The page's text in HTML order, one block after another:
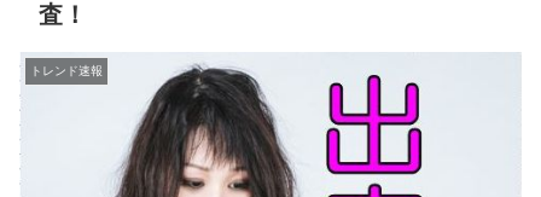
査！
トレンド速報